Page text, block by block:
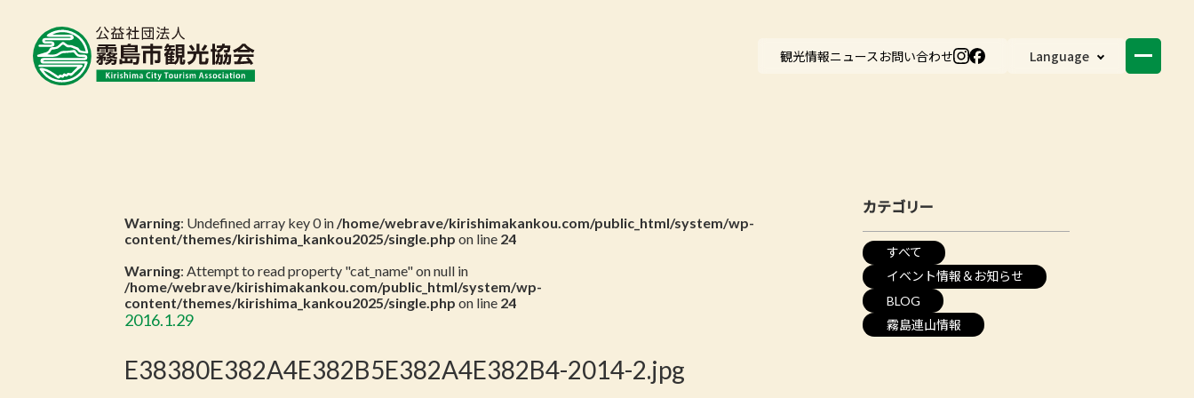
観光情報ニュース お問い合わせ Language
Warning: Undefined array key 0 in/home/webrave/kirishimakankou.com/public_html/system/wp-
content/themes/kirishima_kankou2025/single.php on line 24
Warning: Attempt to read property "cat_name" on null in
/home/webrave/kirishimakankou.com/public_html/system/wp-
content/themes/kirishima_kankou2025/single.php on line 24
2016.1.29
E38380E382A4E382B5E382A4E382B4-2014-2.jpg
カテゴリー
すべて
イベント情報＆お知らせ
BLOG
霧島連山情報